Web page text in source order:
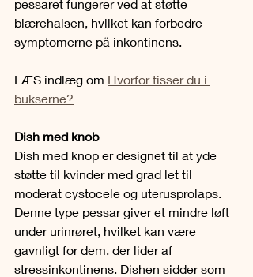
pessaret fungerer ved at støtte
blærehalsen, hvilket kan forbedre
symptomerne på inkontinens.
LÆS indlæg om Hvorfor tisser du i
bukserne?
Dish med knob
Dish med knop er designet til at yde
støtte til kvinder med grad let til
moderat cystocele og uterusprolaps.
Denne type pessar giver et mindre løft
under urinrøret, hvilket kan være
gavnligt for dem, der lider af
stressinkontinens. Dishen sidder som